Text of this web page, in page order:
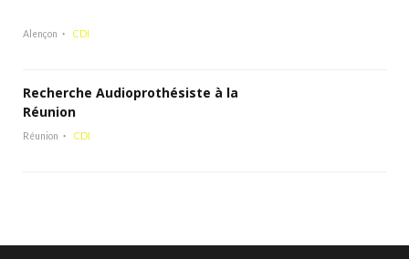
Alençon CDI
Recherche Audioprothésiste à la
Réunion
Réunion CDI